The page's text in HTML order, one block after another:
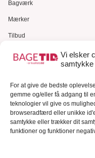
Vi elsker
samtykke
For at give de bedste
gemme og/eller få adgang til
teknologier vil give os
browseradfærd eller unikke
samtykke eller trækker dit
funktioner og funktioner
Bagværk
Mærker
Tilbud
Gavekort
Kundeservice
Kundeservice
FAQ – Ofte stillede spørgsmål
Om Bagetid.dk
Se Fødevarestyrelsens smiley-